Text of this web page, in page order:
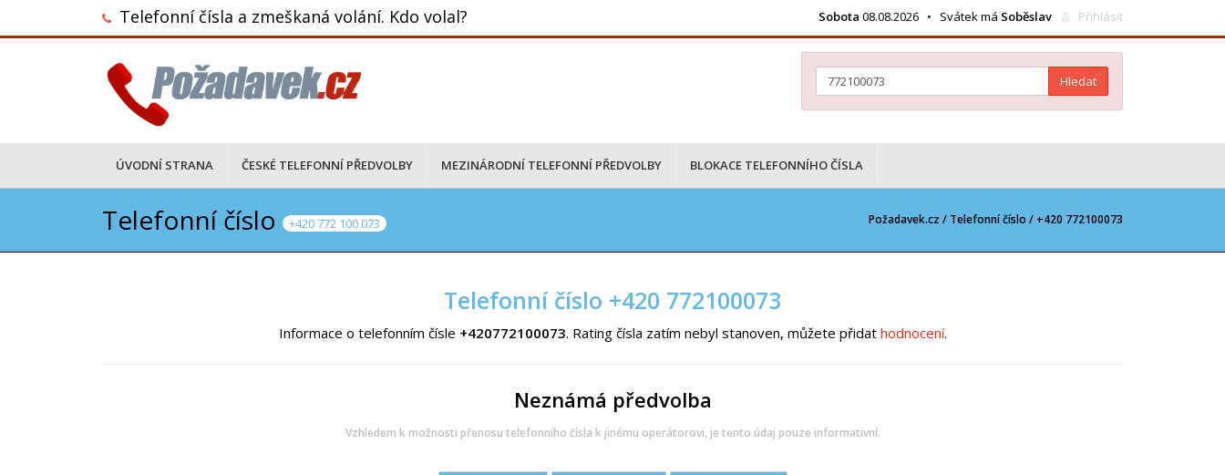
Telefonní čísla a zmeškaná volání. Kdo volal? Přihlásit
Sobota 08.08.2026 • Svátek má Soběslav
Hledat
ÚVODNÍ STRANA ČESKÉ TELEFONNÍ PŘEDVOLBY MEZINÁRODNÍ TELEFONNÍ PŘEDVOLBY BLOKACE TELEFONNÍHO ČÍSLA
Telefonní číslo +420 772 100 073 Požadavek.cz / Telefonní číslo / +420 772100073
Telefonní číslo +420 772100073
Informace o telefonním čísle +420772100073. Rating čísla zatím nebyl stanoven, můžete přidat hodnocení.
Neznámá předvolba
Vzhledem k možnosti přenosu telefonního čísla k jinému operátorovi, je tento údaj pouze informativní.